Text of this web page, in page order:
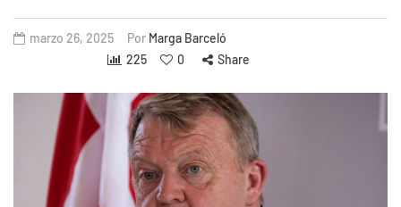
marzo 26, 2025 Por Marga Barceló
225
0 Share